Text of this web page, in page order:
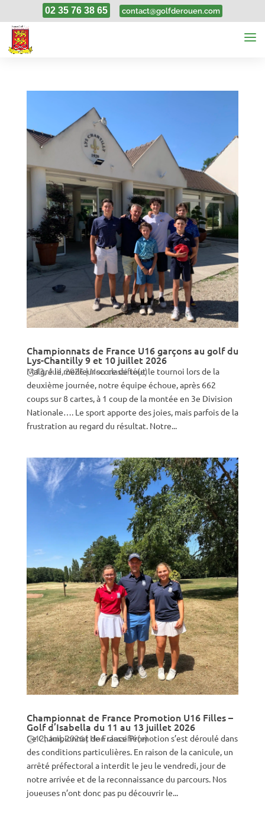
02 35 76 38 65 contact@golfderouen.com
Championnats de France U16 garçons au golf du
Lys-Chantilly 9 et 10 juillet 2026
13, Juil, 2026|Non classifié(e)
Malgré le meilleur score de tout le tournoi lors de la
deuxième journée, notre équipe échoue, après 662
coups sur 8 cartes, à 1 coup de la montée en 3e Division
Nationale…. Le sport apporte des joies, mais parfois de la
frustration au regard du résultat. Notre...
Championnat de France Promotion U16 Filles –
Golf d’Isabella du 11 au 13 juillet 2026
12, Juil, 2026| Non classifié(e)
Ce Championnat de France Promotion s’est déroulé dans
des conditions particulières. En raison de la canicule, un
arrêté préfectoral a interdit le jeu le vendredi, jour de
notre arrivée et de la reconnaissance du parcours. Nos
joueuses n’ont donc pas pu découvrir le...